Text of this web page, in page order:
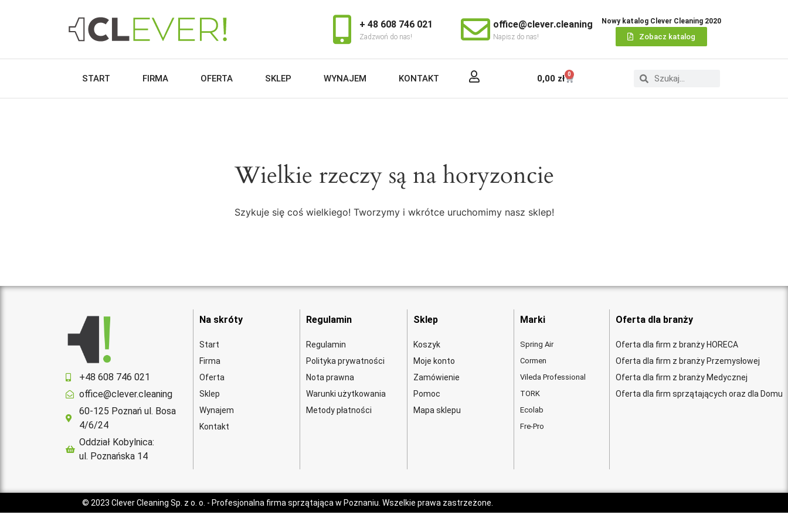
+ 48 608 746 021
Zadzwoń do nas!
office@clever.cleaning
Napisz do nas!
Nowy katalog Clever Cleaning 2020
Zobacz katalog
START FIRMA OFERTA SKLEP WYNAJEM KONTAKT 0,00 zł 0
Wielkie rzeczy są na horyzoncie
Szykuje się coś wielkiego! Tworzymy i wkrótce uruchomimy nasz sklep!
+48 608 746 021
office@clever.cleaning
60-125 Poznań ul. Bosa
4/6/24
Oddział Kobylnica:
ul. Poznańska 14
Na skróty
Start
Firma
Oferta
Sklep
Wynajem
Kontakt
Regulamin
Regulamin
Polityka prywatności
Nota prawna
Warunki użytkowania
Metody płatności
Sklep
Koszyk
Moje konto
Zamówienie
Pomoc
Mapa sklepu
Marki
Spring Air
Cormen
Vileda Professional
TORK
Ecolab
Fre-Pro
Oferta dla branży
Oferta dla firm z branży HORECA
Oferta dla firm z branży Przemysłowej
Oferta dla firm z branży Medycznej
Oferta dla firm sprzątających oraz dla Domu
© 2023 Clever Cleaning Sp. z o. o. - Profesjonalna firma sprzątająca w Poznaniu. Wszelkie prawa zastrzeżone.